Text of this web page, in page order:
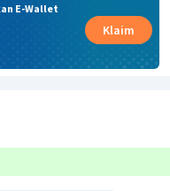
E-Wallet
Klaim